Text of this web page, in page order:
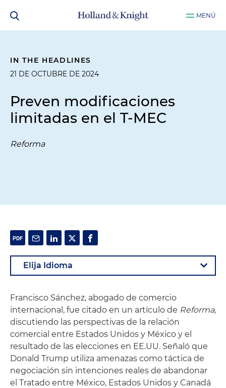
MENÚ
IN THE HEADLINES
21 DE OCTUBRE DE 2024
Preven modificaciones
limitadas en el T-MEC
Reforma
Francisco Sánchez, abogado de comercio
internacional, fue citado en un artículo de Reforma,
discutiendo las perspectivas de la relación
comercial entre Estados Unidos y México y el
resultado de las elecciones en EE.UU. Señaló que
Donald Trump utiliza amenazas como táctica de
negociación sin intenciones reales de abandonar
el Tratado entre México, Estados Unidos y Canadá